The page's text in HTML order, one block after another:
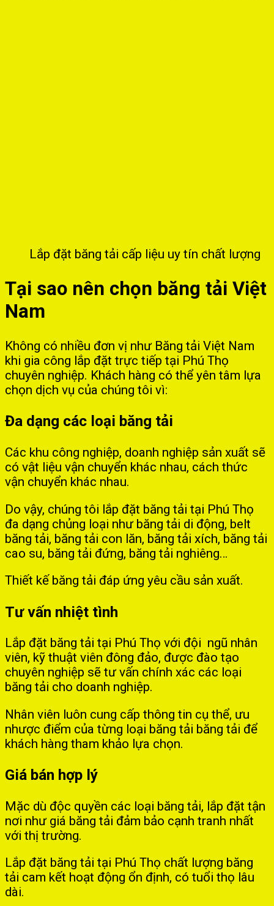
Lắp đặt băng tải cấp liệu uy tín chất lượng
Tại sao nên chọn băng tải Việt
Nam
Không có nhiều đơn vị như Băng tải Việt Nam
khi gia công lắp đặt trực tiếp tại Phú Thọ
chuyên nghiệp. Khách hàng có thể yên tâm lựa
chọn dịch vụ của chúng tôi vì:
Đa dạng các loại băng tải
Các khu công nghiệp, doanh nghiệp sản xuất sẽ
có vật liệu vận chuyển khác nhau, cách thức
vận chuyển khác nhau.
Do vậy, chúng tôi lắp đặt băng tải tại Phú Thọ
đa dạng chủng loại như băng tải di động, belt
băng tải, băng tải con lăn, băng tải xích, băng tải
cao su, băng tải đứng, băng tải nghiêng…
Thiết kế băng tải đáp ứng yêu cầu sản xuất.
Tư vấn nhiệt tình
Lắp đặt băng tải tại Phú Thọ với đội ngũ nhân
viên, kỹ thuật viên đông đảo, được đào tạo
chuyên nghiệp sẽ tư vấn chính xác các loại
băng tải cho doanh nghiệp.
Nhân viên luôn cung cấp thông tin cụ thể, ưu
nhược điểm của từng loại băng tải băng tải để
khách hàng tham khảo lựa chọn.
Giá bán hợp lý
Mặc dù độc quyền các loại băng tải, lắp đặt tận
nơi như giá băng tải đảm bảo cạnh tranh nhất
với thị trường.
Lắp đặt băng tải tại Phú Thọ chất lượng băng
tải cam kết hoạt động ổn định, có tuổi thọ lâu
dài.